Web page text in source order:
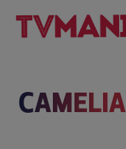
CAMELIA